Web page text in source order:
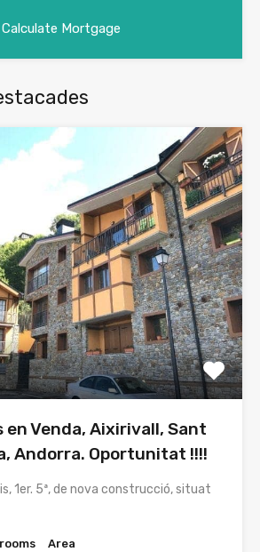
en Venda, Aixirivall, Sant
Andorra. Oportunitat !!!!
1er. 5ª, de nova construcció, situat
Area